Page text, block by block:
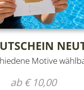
Motive
ab € 10,00